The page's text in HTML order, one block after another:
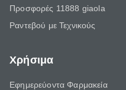
Προσφορές 11888 giaola
Ραντεβού με Τεχνικούς
Χρήσιμα
Εφημερεύοντα Φαρμακεία